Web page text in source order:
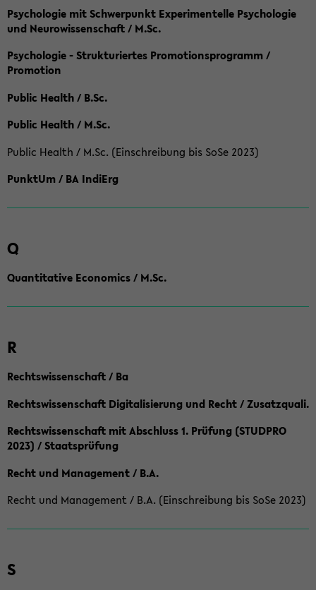
Psychologie mit Schwerpunkt Experimentelle Psychologie
und Neurowissenschaft / M.Sc.
Psychologie - Strukturiertes Promotionsprogramm /
Promotion
Public Health / B.Sc.
Public Health / M.Sc.
Public Health / M.Sc. (Einschreibung bis SoSe 2023)
PunktUm / BA IndiErg
Q
Quantitative Economics / M.Sc.
R
Rechtswissenschaft / Ba
Rechtswissenschaft Digitalisierung und Recht / Zusatzquali.
Rechtswissenschaft mit Abschluss 1. Prüfung (STUDPRO
2023) / Staatsprüfung
Recht und Management / B.A.
Recht und Management / B.A. (Einschreibung bis SoSe 2023)
S